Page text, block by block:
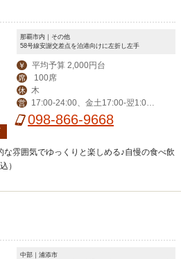
那覇市内｜その他
58号線安謝交差点を泊港向けに左折し左手
￥ 平均予算 2,000円台
席 100席
休 木
営
17:00-24:00、金土17:00-翌1:0
0、日17:00-23:00
098-866-9668
雰囲気でゆっくりと楽しめる♪自慢の食べ飲
）
中部｜浦添市